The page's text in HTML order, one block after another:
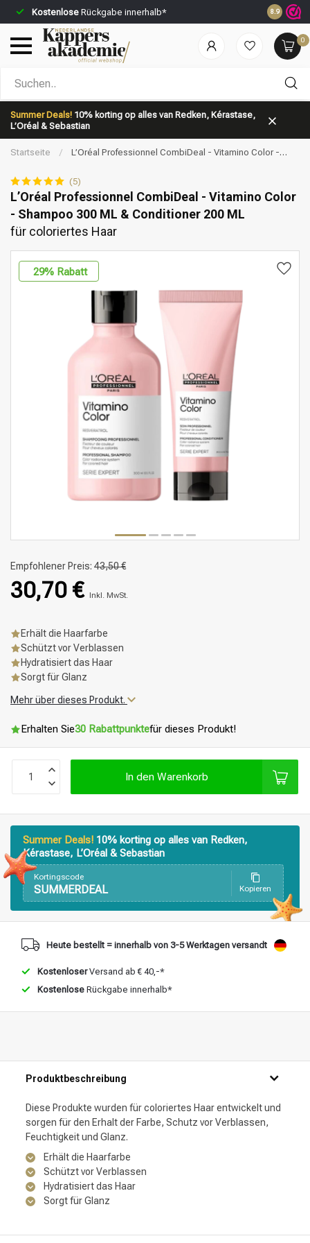
Kostenlose Rückgabe innerhalb* Vor 23:59
8.9
0
Summer Deals! 10% korting op alles van Redken, Kérastase,
L’Oréal & Sebastian
Nach welcher Kategorie suchst du?
Marken Haarpflege
Stylingprodukte
Startseite /
L’Oréal Professionnel CombiDeal - Vitamino Color -
(5)
L’Oréal Professionnel CombiDeal - Vitamino Color
- Shampoo 300 ML & Conditioner 200 ML
für coloriertes Haar
29% Rabatt
Empfohlener Preis: 43,50 €
30,70 € Inkl. MwSt.
Erhält die Haarfarbe
Schützt vor Verblassen
Hydratisiert das Haar
Sorgt für Glanz
Mehr über dieses Produkt.
Erhalten Sie30 Rabattpunktefür dieses Produkt!
In den Warenkorb
Summer Deals! 10% korting op alles van Redken,
Kérastase, L’Oréal & Sebastian
Kortingscode
SUMMERDEAL Kopieren
Heute bestellt = innerhalb von 3-5 Werktagen versandt
KostenloserVersand ab € 40,-*
Kostenlose Rückgabe innerhalb*
Produktbeschreibung
Diese Produkte wurden für coloriertes Haar entwickelt und
sorgen für den Erhalt der Farbe, Schutz vor Verblassen,
Feuchtigkeit und Glanz.
Erhält die Haarfarbe
Schützt vor Verblassen
Hydratisiert das Haar
Sorgt für Glanz